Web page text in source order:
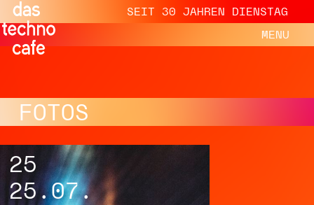
SEIT 30 JAHREN DIENSTAG
MENU
FOTOS
25
25.07.